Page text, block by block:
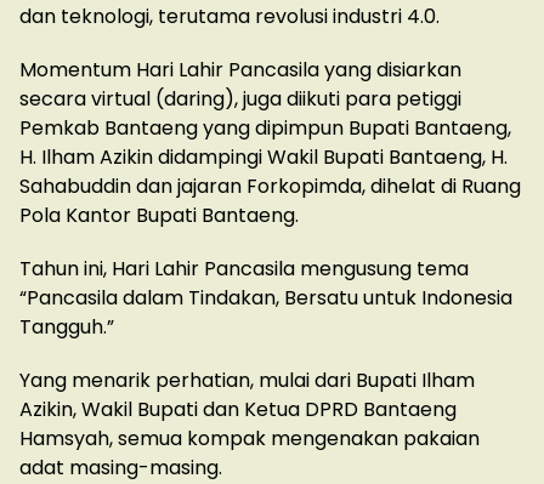
dan teknologi, terutama revolusi industri 4.0.
Momentum Hari Lahir Pancasila yang disiarkan
secara virtual (daring), juga diikuti para petiggi
Pemkab Bantaeng yang dipimpun Bupati Bantaeng,
H. Ilham Azikin didampingi Wakil Bupati Bantaeng, H.
Sahabuddin dan jajaran Forkopimda, dihelat di Ruang
Pola Kantor Bupati Bantaeng.
Tahun ini, Hari Lahir Pancasila mengusung tema
“Pancasila dalam Tindakan, Bersatu untuk Indonesia
Tangguh.”
Yang menarik perhatian, mulai dari Bupati Ilham
Azikin, Wakil Bupati dan Ketua DPRD Bantaeng
Hamsyah, semua kompak mengenakan pakaian
adat masing-masing.